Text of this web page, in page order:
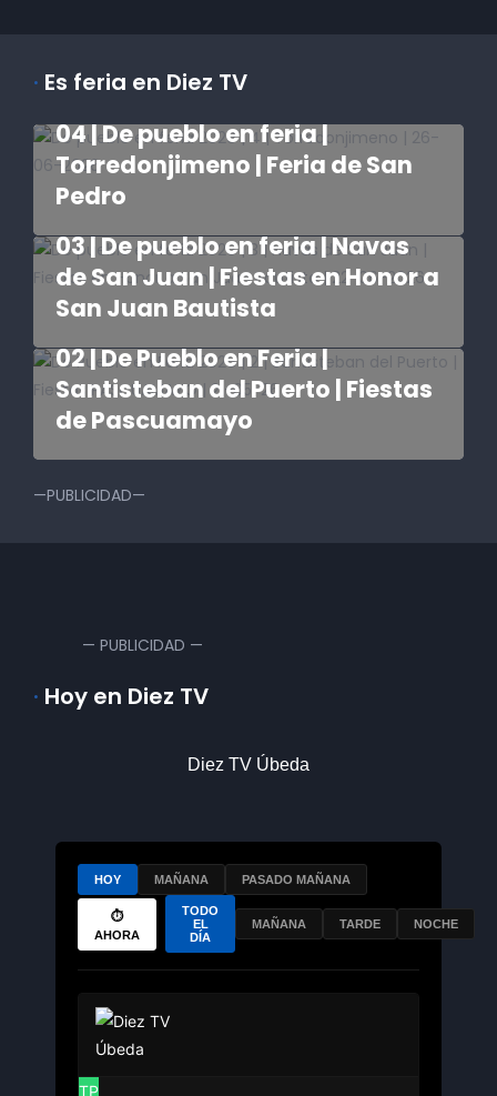
· Es feria en Diez TV
​04 | De pueblo en feria |
Torredonjimeno | Feria de San
Pedro
​03 | De pueblo en feria | Navas
de San Juan | Fiestas en Honor a
San Juan Bautista
​02 | De Pueblo en Feria |
Santisteban del Puerto | Fiestas
de Pascuamayo
—PUBLICIDAD—
— PUBLICIDAD —
· Hoy en Diez TV
Diez TV Úbeda
HOY MAÑANA PASADO MAÑANA
⏱
AHORA
TODO
EL
DÍA
MAÑANA TARDE NOCHE
TP